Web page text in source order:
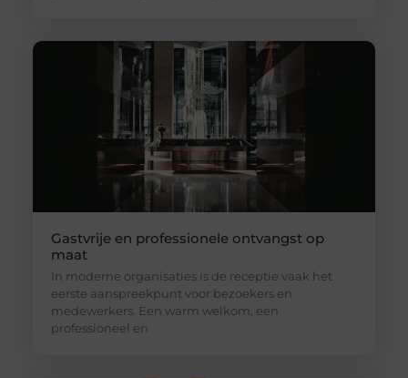
Gastvrije en professionele ontvangst op
maat
In moderne organisaties is de receptie vaak het
eerste aanspreekpunt voor bezoekers en
medewerkers. Een warm welkom, een
professioneel en